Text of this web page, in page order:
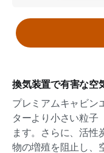
換気装置で有害な空
プレミアムキャビン
ターより小さい粒子
ます。さらに、活性
物の増殖を阻止し、